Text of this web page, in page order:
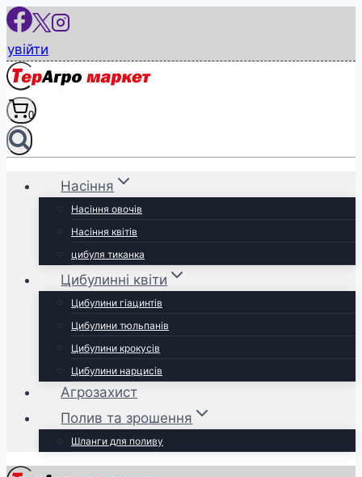
Перейти
вмісту
увійти
0
Насіння
Насіння овочів
Насіння квітів
цибуля тиканка
Цибулинні квіти
Цибулини гіацинтів
Цибулини тюльпанів
Цибулини крокусів
Цибулини нарцисів
Агрозахист
Полив та зрошення
Шланги для поливу